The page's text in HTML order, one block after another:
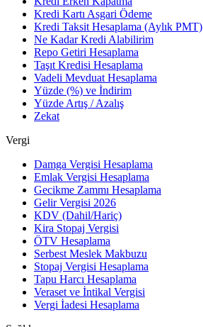
Kredi Kartı Asgari Ödeme
Kredi Taksit Hesaplama (Aylık PMT)
Ne Kadar Kredi Alabilirim
Repo Getiri Hesaplama
Taşıt Kredisi Hesaplama
Vadeli Mevduat Hesaplama
Yüzde (%) ve İndirim
Yüzde Artış / Azalış
Zekat
Vergi
Damga Vergisi Hesaplama
Emlak Vergisi Hesaplama
Gecikme Zammı Hesaplama
Gelir Vergisi 2026
KDV (Dahil/Hariç)
Kira Stopaj Vergisi
ÖTV Hesaplama
Serbest Meslek Makbuzu
Stopaj Vergisi Hesaplama
Tapu Harcı Hesaplama
Veraset ve İntikal Vergisi
Vergi İadesi Hesaplama